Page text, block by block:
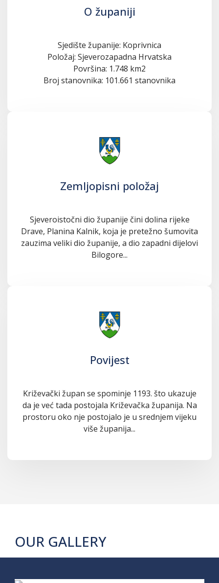
O županiji
Sjedište županije: Koprivnica
Položaj: Sjeverozapadna Hrvatska
Površina: 1.748 km2
Broj stanovnika: 101.661 stanovnika
Zemljopisni položaj
Sjeveroistočni dio županije čini dolina rijeke
Drave, Planina Kalnik, koja je pretežno šumovita
zauzima veliki dio županije, a dio zapadni dijelovi
Bilogore...
Povijest
Križevački župan se spominje 1193. što ukazuje
da je već tada postojala Križevačka županija. Na
prostoru oko nje postojalo je u srednjem vijeku
više županija...
OUR GALLERY